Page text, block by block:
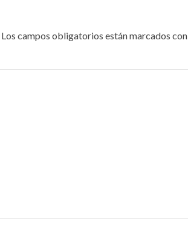
Los campos obligatorios están marcados con